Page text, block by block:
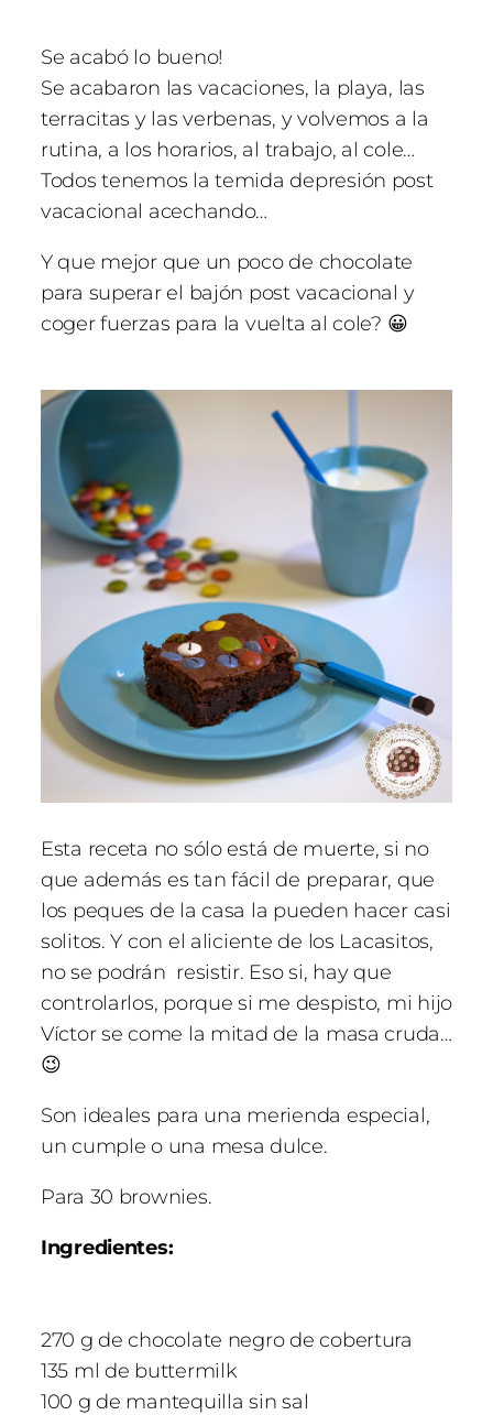
Se acabó lo bueno!
Se acabaron las vacaciones, la playa, las
terracitas y las verbenas, y volvemos a la
rutina, a los horarios, al trabajo, al cole…
Todos tenemos la temida depresión post
vacacional acechando…
Y que mejor que un poco de chocolate
para superar el bajón post vacacional y
coger fuerzas para la vuelta al cole? 😀
Esta receta no sólo está de muerte, si no
que además es tan fácil de preparar, que
los peques de la casa la pueden hacer casi
solitos. Y con el aliciente de los Lacasitos,
no se podrán resistir. Eso si, hay que
controlarlos, porque si me despisto, mi hijo
Víctor se come la mitad de la masa cruda…
😉
Son ideales para una merienda especial,
un cumple o una mesa dulce.
Para 30 brownies.
Ingredientes:
270 g de chocolate negro de cobertura
135 ml de buttermilk
100 g de mantequilla sin sal